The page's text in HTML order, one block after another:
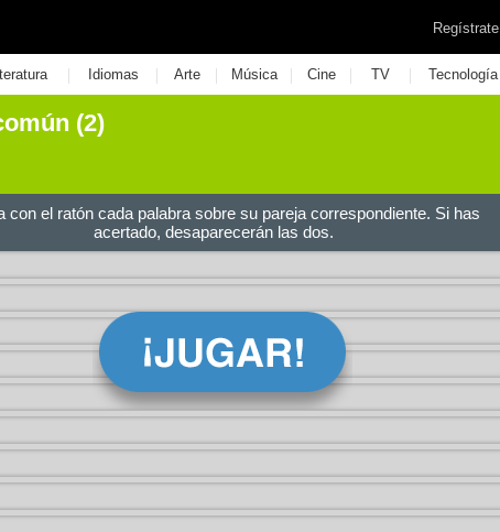
Regístrate
| Idiomas | Arte | Música | Cine | TV | Tecnología
(2)
con el ratón cada palabra sobre su pareja correspondiente. Si has
acertado, desaparecerán las dos.